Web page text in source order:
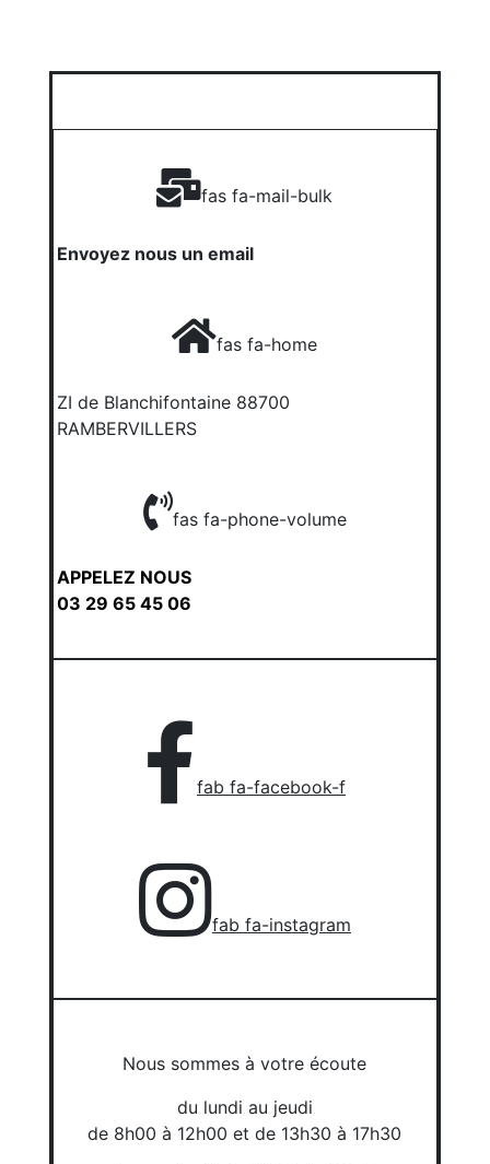
fas fa-mail-bulk
Envoyez nous un email
fas fa-home
ZI de Blanchifontaine 88700
RAMBERVILLERS
fas fa-phone-volume
APPELEZ NOUS
03 29 65 45 06
fab fa-facebook-f
fab fa-instagram
Nous sommes à votre écoute
du lundi au jeudi
de 8h00 à 12h00 et de 13h30 à 17h30